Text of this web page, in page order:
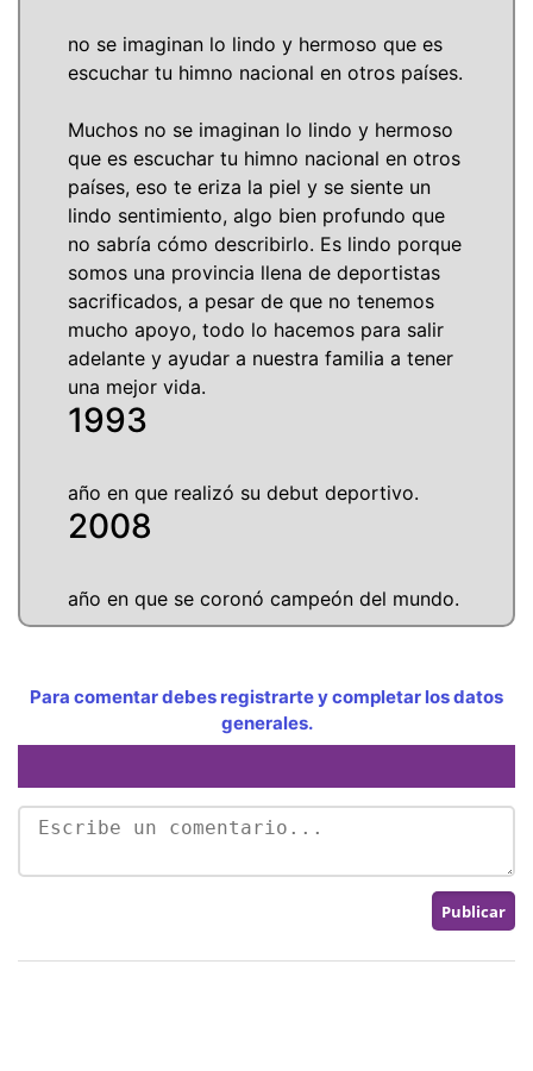
no se imaginan lo lindo y hermoso que es
escuchar tu himno nacional en otros países.
Muchos no se imaginan lo lindo y hermoso
que es escuchar tu himno nacional en otros
países, eso te eriza la piel y se siente un
lindo sentimiento, algo bien profundo que
no sabría cómo describirlo. Es lindo porque
somos una provincia llena de deportistas
sacrificados, a pesar de que no tenemos
mucho apoyo, todo lo hacemos para salir
adelante y ayudar a nuestra familia a tener
una mejor vida.
1993
año en que realizó su debut deportivo.
2008
año en que se coronó campeón del mundo.
Para comentar debes registrarte y completar los datos
generales.